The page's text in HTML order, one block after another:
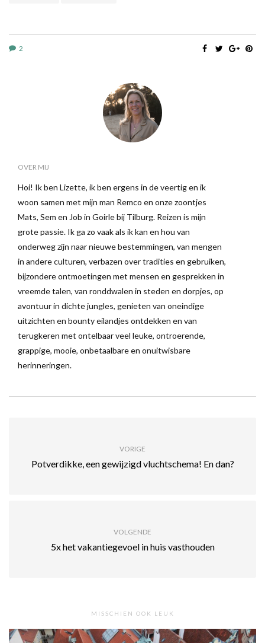
2
OVER MIJ
Hoi! Ik ben Lizette, ik ben ergens in de veertig en ik
woon samen met mijn man Remco en onze zoontjes
Mats, Sem en Job in Goirle bij Tilburg. Reizen is mijn
grote passie. Ik ga zo vaak als ik kan en hou van
onderweg zijn naar nieuwe bestemmingen, van mengen
in andere culturen, verbazen over tradities en gebruiken,
bijzondere ontmoetingen met mensen en gesprekken in
vreemde talen, van ronddwalen in steden en dorpjes, op
avontuur in dichte jungles, genieten van oneindige
uitzichten en bounty eilandjes ontdekken en van
terugkeren met ontelbaar veel leuke, ontroerende,
grappige, mooie, onbetaalbare en onuitwisbare
herinneringen.
VORIGE
Potverdikke, een gewijzigd vluchtschema! En dan?
VOLGENDE
5x het vakantiegevoel in huis vasthouden
MISSCHIEN OOK LEUK